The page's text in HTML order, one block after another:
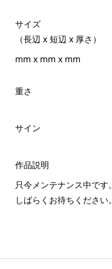
サイズ
（長辺 x 短辺 x 厚さ）
mm x mm x mm
重さ
サイン
作品説明
只今メンテナンス中です。
しばらくお待ちください。